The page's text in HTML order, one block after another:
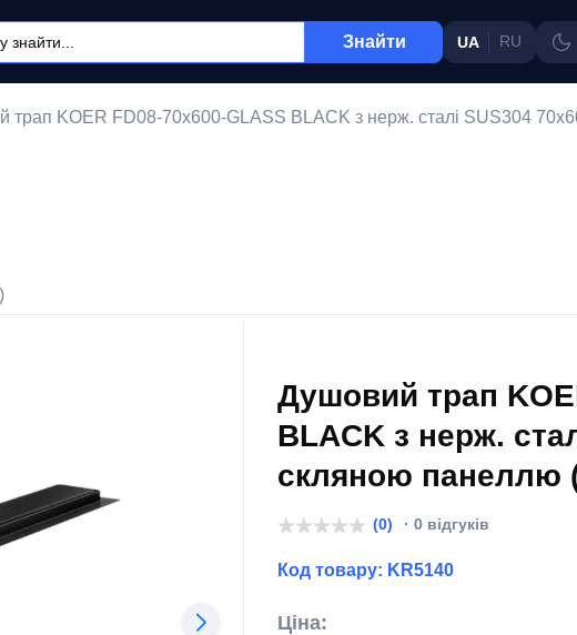
Знайти UA RU
трап KOER FD08-70x600-GLASS BLACK з нерж. сталі SUS304
Душовий трап
BLACK з нерж.
скляною панеллю
(0) · 0 відгуків
Код товару: KR5140
Ціна: